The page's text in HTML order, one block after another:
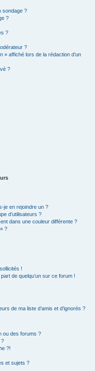
sondage ?
?
?
?
» affiché lors de la rédaction d’un
?
je en rejoindre un ?
d’utilisateurs ?
dans une couleur différente ?
?
!
de quelqu’un sur ce forum !
de ma liste d’amis et d’ignorés ?
ou des forums ?
?
?!
et sujets ?